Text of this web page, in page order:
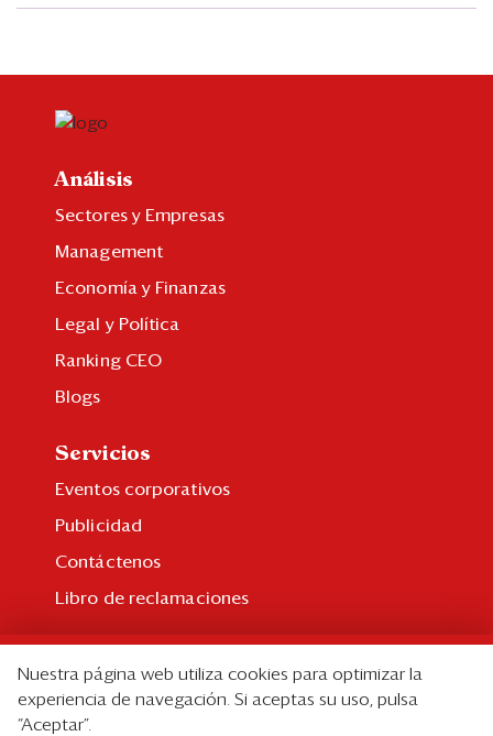
Análisis
Sectores y Empresas
Management
Economía y Finanzas
Legal y Política
Ranking CEO
Blogs
Servicios
Eventos corporativos
Publicidad
Contáctenos
Libro de reclamaciones
Suscripción individual
Paquetes corporativos
Nuestra página web utiliza cookies para optimizar la
experiencia de navegación. Si aceptas su uso, pulsa
“Aceptar”.